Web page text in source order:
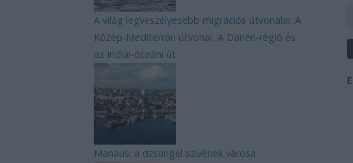
A világ legveszélyesebb migrációs útvonalai: A
Közép-Mediterrán útvonal, A Darién-régió és
az Indiai-óceáni út
Manaus: a dzsungel szívének városa